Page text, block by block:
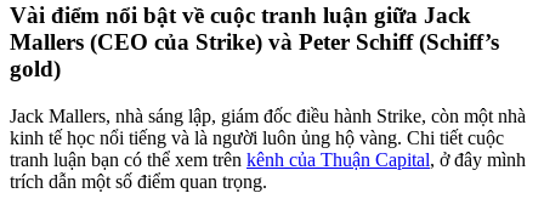
Vài điểm nổi bật về cuộc tranh luận giữa Jack
Mallers (CEO của Strike) và Peter Schiff (Schiff’s
gold)
Jack Mallers, nhà sáng lập, giám đốc điều hành Strike, còn một nhà
kinh tế học nổi tiếng và là người luôn ủng hộ vàng. Chi tiết cuộc
tranh luận bạn có thể xem trên kênh của Thuận Capital, ở đây mình
trích dẫn một số điểm quan trọng.